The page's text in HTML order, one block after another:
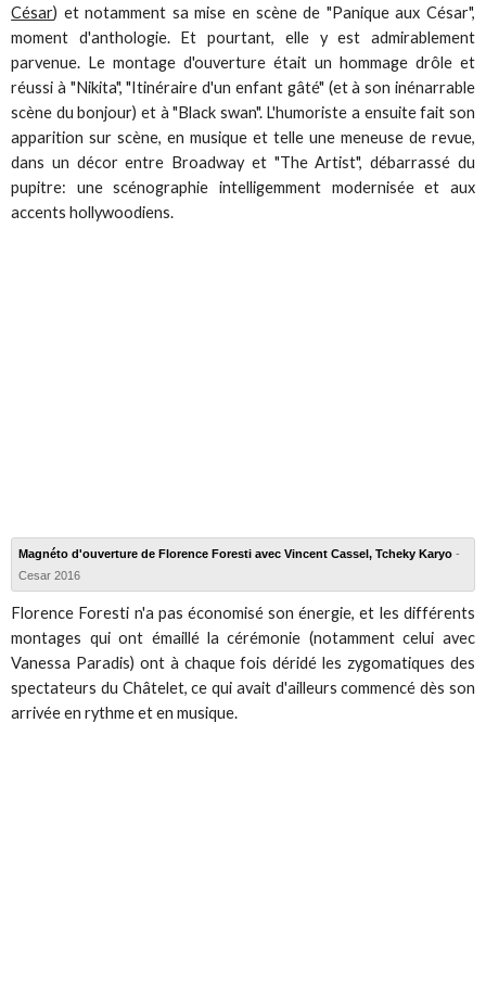
César) et notamment sa mise en scène de "Panique aux César",
moment d'anthologie. Et pourtant, elle y est admirablement
parvenue. Le montage d'ouverture était un hommage drôle et
réussi à "Nikita", "Itinéraire d'un enfant gâté" (et à son inénarrable
scène du bonjour) et à "Black swan". L'humoriste a ensuite fait son
apparition sur scène, en musique et telle une meneuse de revue,
dans un décor entre Broadway et "The Artist", débarrassé du
pupitre: une scénographie intelligemment modernisée et aux
accents hollywoodiens.
Magnéto d'ouverture de Florence Foresti avec Vincent Cassel, Tcheky Karyo -
Cesar 2016
Florence Foresti n'a pas économisé son énergie, et les différents
montages qui ont émaillé la cérémonie (notamment celui avec
Vanessa Paradis) ont à chaque fois déridé les zygomatiques des
spectateurs du Châtelet, ce qui avait d'ailleurs commencé dès son
arrivée en rythme et en musique.